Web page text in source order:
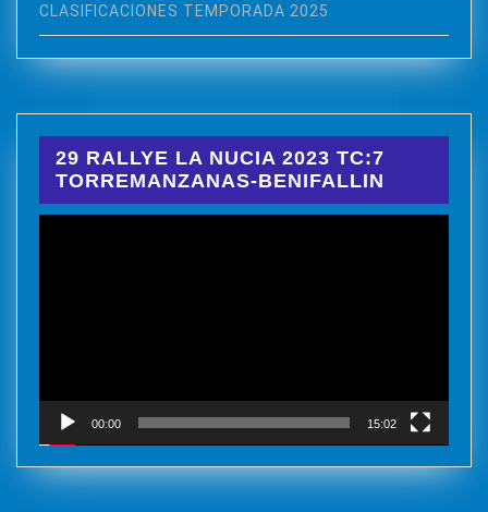
CLASIFICACIONES TEMPORADA 2025
29 RALLYE LA NUCIA 2023 TC:7
TORREMANZANAS-BENIFALLIN
00:00 15:02